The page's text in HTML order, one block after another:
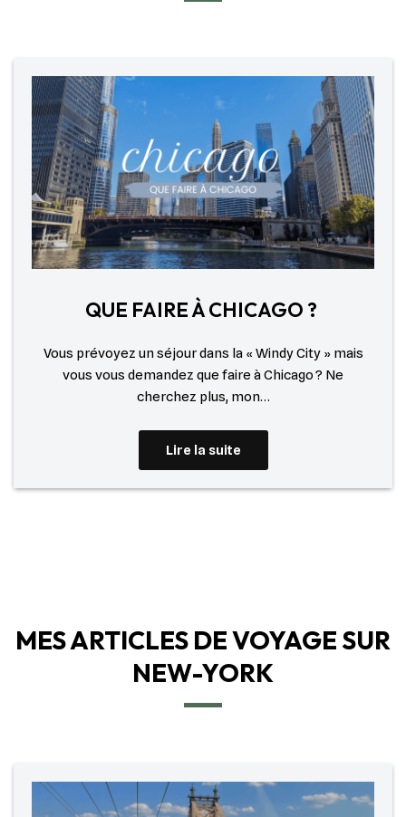
QUE FAIRE À CHICAGO ?
Vous prévoyez un séjour dans la « Windy City » mais
vous vous demandez que faire à Chicago ? Ne
cherchez plus, mon…
Lire la suite
MES ARTICLES DE VOYAGE SUR
NEW-YORK